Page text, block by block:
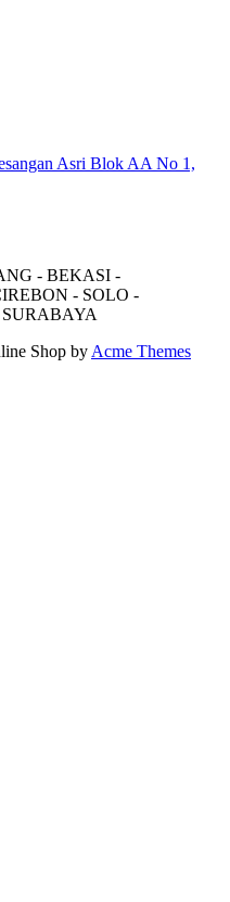
Asri Blok AA No 1,
- BEKASI -
- SOLO -
Shop by Acme Themes